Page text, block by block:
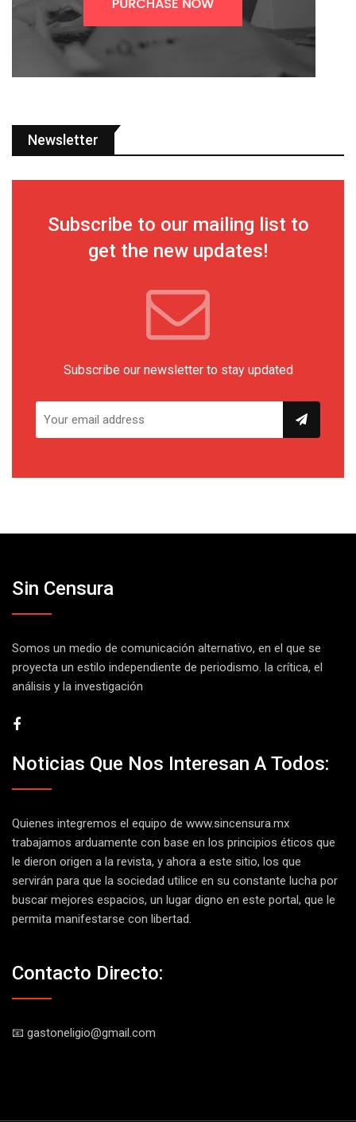
Newsletter
Subscribe to our mailing list to
get the new updates!
Subscribe our newsletter to stay updated
Sin Censura
Somos un medio de comunicación alternativo, en el que se
proyecta un estilo independiente de periodismo. la crítica, el
análisis y la investigación
Noticias Que Nos Interesan A Todos:
Quienes integremos el equipo de www.sincensura.mx
trabajamos arduamente con base en los principios éticos que
le dieron origen a la revista, y ahora a este sitio, los que
servirán para que la sociedad utilice en su constante lucha por
buscar mejores espacios, un lugar digno en este portal, que le
permita manifestarse con libertad.
Contacto Directo:
📧 gastoneligio@gmail.com